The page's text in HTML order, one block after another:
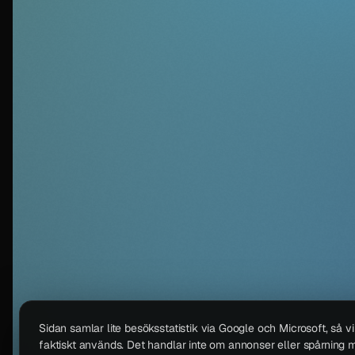
Sidan samlar lite besöksstatistik via Google och Microsoft, så
faktiskt används. Det handlar inte om annonser eller spårning